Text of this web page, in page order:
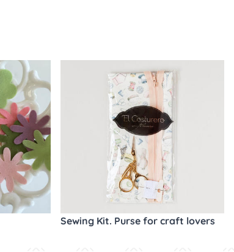
Sewing Kit. Purse for craft lovers